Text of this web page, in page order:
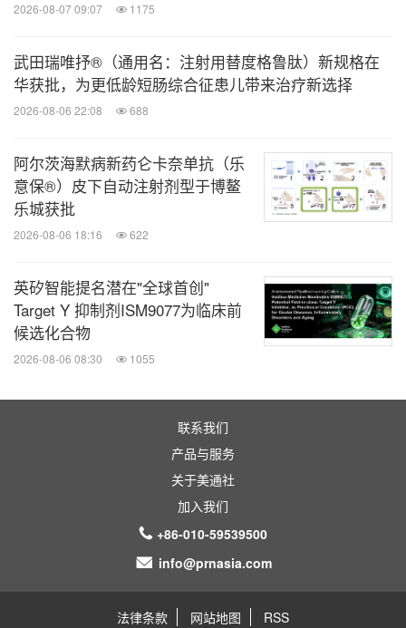
2026-08-07 09:07 1175
武田瑞唯抒®（通用名：注射用替度格鲁肽）新规格在
华获批，为更低龄短肠综合征患儿带来治疗新选择
2026-08-06 22:08 688
阿尔茨海默病新药仑卡奈单抗（乐
意保®）皮下自动注射剂型于博鳌
乐城获批
2026-08-06 18:16 622
英矽智能提名潜在"全球首创"
Target Y 抑制剂ISM9077为临床前
候选化合物
2026-08-06 08:30 1055
联系我们
产品与服务
关于美通社
加入我们
+86-010-59539500
info@prnasia.com
法律条款 网站地图 RSS